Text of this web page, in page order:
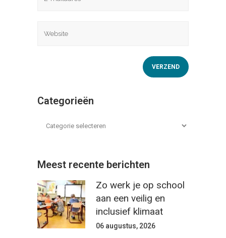
Categorieën
Meest recente berichten
Zo werk je op school
aan een veilig en
inclusief klimaat
06 augustus, 2026